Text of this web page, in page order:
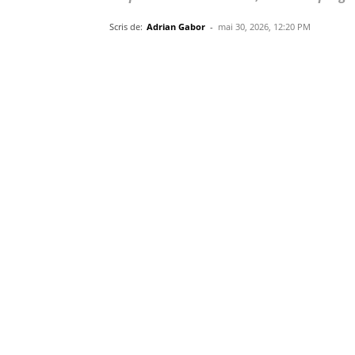
Scris de: Adrian Gabor - mai 30, 2026, 12:20 PM